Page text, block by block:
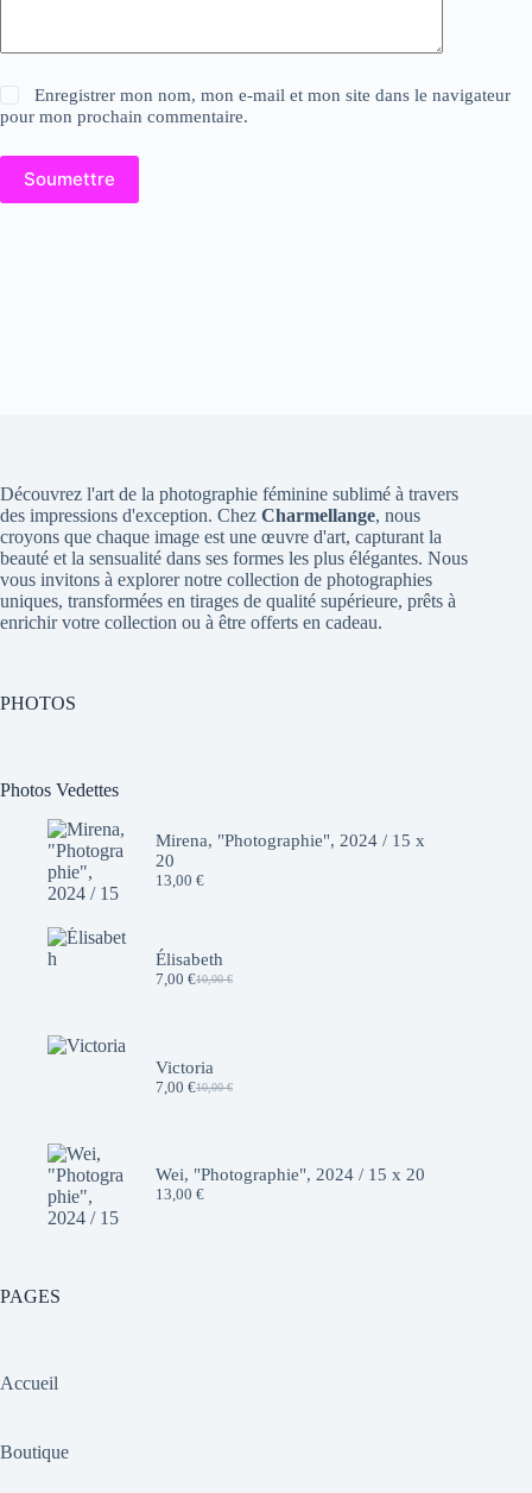
Enregistrer mon nom, mon e-mail et mon site dans le navigateur
pour mon prochain commentaire.
Soumettre
Découvrez l'art de la photographie féminine sublimé à travers
des impressions d'exception. Chez Charmellange, nous
croyons que chaque image est une œuvre d'art, capturant la
beauté et la sensualité dans ses formes les plus élégantes. Nous
vous invitons à explorer notre collection de photographies
uniques, transformées en tirages de qualité supérieure, prêts à
enrichir votre collection ou à être offerts en cadeau.
PHOTOS
Photos Vedettes
Mirena, "Photographie", 2024 / 15 x
20
13,00 €
Élisabeth
10,00€
Le
10,00 €.
7,00 €Le
7,00 €.
Victoria
10,00€
Le
10,00 €.
7,00 €Le
7,00 €.
Wei, "Photographie", 2024 / 15 x 20
13,00 €
PAGES
Accueil
Boutique